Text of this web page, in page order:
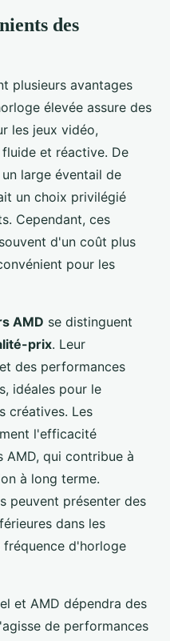
des
plusieurs avantages
élevée assure des
les jeux vidéo,
et réactive. De
large éventail de
un choix privilégié
Cependant, ces
d'un coût plus
pour les
AMD se distinguent
prix. Leur
des performances
idéales pour le
créatives. Les
l'efficacité
AMD, qui contribue à
à long terme.
peuvent présenter des
dans les
d'horloge
et AMD dépendra des
de performances